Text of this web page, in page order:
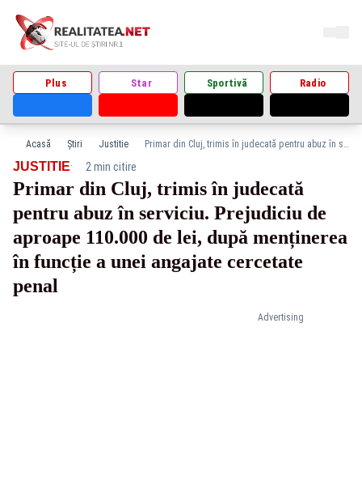
Plus Star Sportivă Radio
Acasă Știri Justitie Primar din Cluj, trimis în judecată pentru abuz în serviciu. Prejudiciu de aproape 110.000 de lei, după menținerea în funcție a unei angajate cercetate penal
Advertising
JUSTITIE· 2 min citire
Primar din Cluj, trimis în judecată
pentru abuz în serviciu. Prejudiciu de
aproape 110.000 de lei, după menținerea
în funcție a unei angajate cercetate
penal